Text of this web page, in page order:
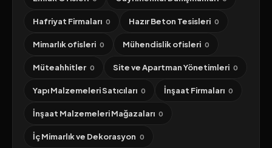
Hafriyat Firmaları 0 Hazır Beton Tesisleri 0
Mimarlık ofisleri 0 Mühendislik ofisleri 0
Müteahhitler 0 Site ve Apartman Yönetimleri 0
Yapı Malzemeleri Satıcıları 0 İnşaat Firmaları 0
İnşaat Malzemeleri Mağazaları 0
İç Mimarlık ve Dekorasyon 0